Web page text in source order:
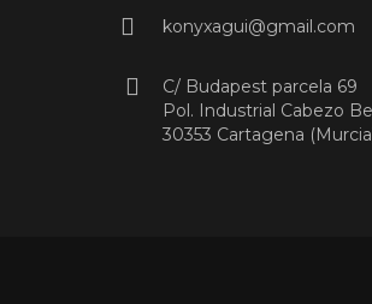
konyxagui@gmail.com
C/ Budapest parcela 69
Pol. Industrial Cabezo
30353 Cartagena